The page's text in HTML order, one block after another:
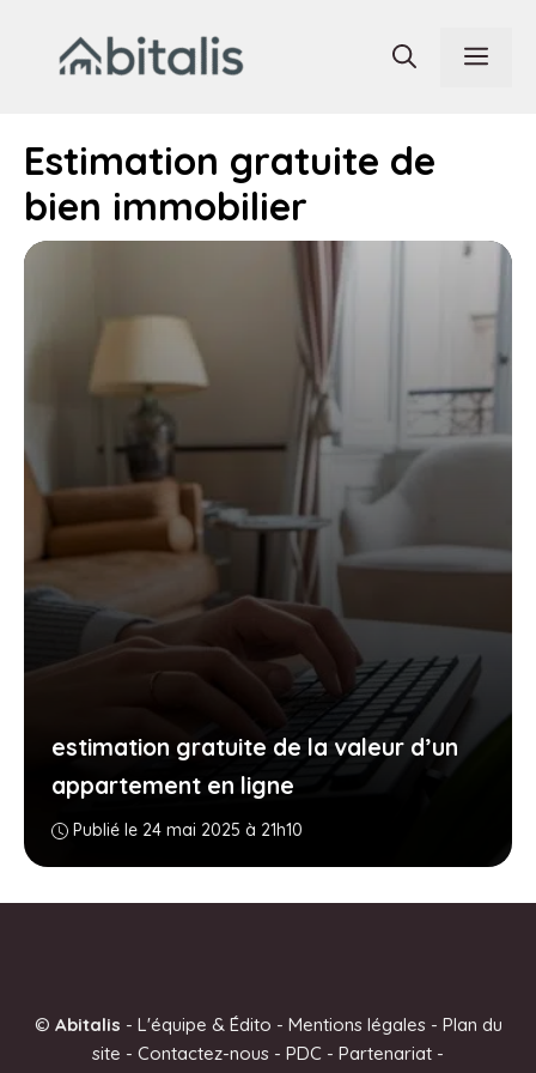
contenu
Estimation gratuite de
bien immobilier
estimation gratuite de la valeur d’un
appartement en ligne
Publié le 24 mai 2025 à 21h10
© Abitalis - L'équipe & Édito - Mentions légales- Plan du
site - Contactez-nous - PDC - Partenariat -